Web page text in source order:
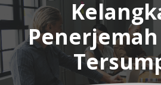
Penerjemah